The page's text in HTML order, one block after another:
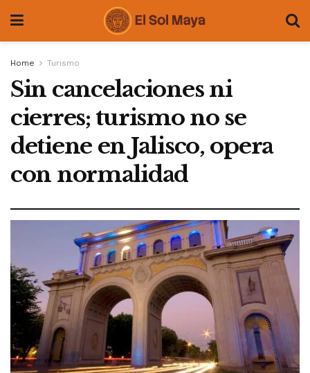
Home Turismo
Sin cancelaciones ni
cierres; turismo no se
detiene en Jalisco, opera
con normalidad